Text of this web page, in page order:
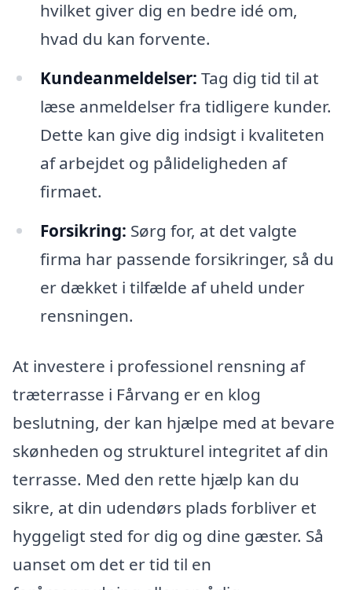
hvilket giver dig en bedre idé om,
hvad du kan forvente.
Kundeanmeldelser: Tag dig tid til at
læse anmeldelser fra tidligere kunder.
Dette kan give dig indsigt i kvaliteten
af arbejdet og pålideligheden af
firmaet.
Forsikring: Sørg for, at det valgte
firma har passende forsikringer, så du
er dækket i tilfælde af uheld under
rensningen.
At investere i professionel rensning af
træterrasse i Fårvang er en klog
beslutning, der kan hjælpe med at bevare
skønheden og strukturel integritet af din
terrasse. Med den rette hjælp kan du
sikre, at din udendørs plads forbliver et
hyggeligt sted for dig og dine gæster. Så
uanset om det er tid til en